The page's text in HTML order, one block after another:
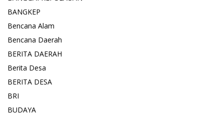
BANGKEP
Bencana Alam
Bencana Daerah
BERITA DAERAH
Berita Desa
BERITA DESA
BRI
BUDAYA